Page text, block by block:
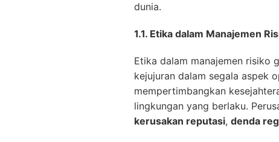
dunia.
1.1. Etika dalam Manajemen
Etika dalam manajemen risiko
kejujuran dalam segala aspek
mempertimbangkan
lingkungan yang berlaku.
kerusakan reputasi, denda